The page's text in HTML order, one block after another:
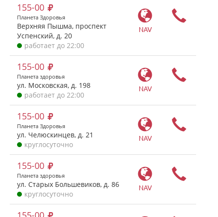
NAV
155-00
Планета Здоровья
Верхняя Пышма, проспект
Успенский, д. 20
работает до 22:00
NAV
155-00
Планета здоровья
ул. Московская, д. 198
работает до 22:00
NAV
155-00
Планета Здоровья
ул. Челюскинцев, д. 21
круглосуточно
NAV
155-00
Планета здоровья
ул. Старых Большевиков, д. 86
круглосуточно